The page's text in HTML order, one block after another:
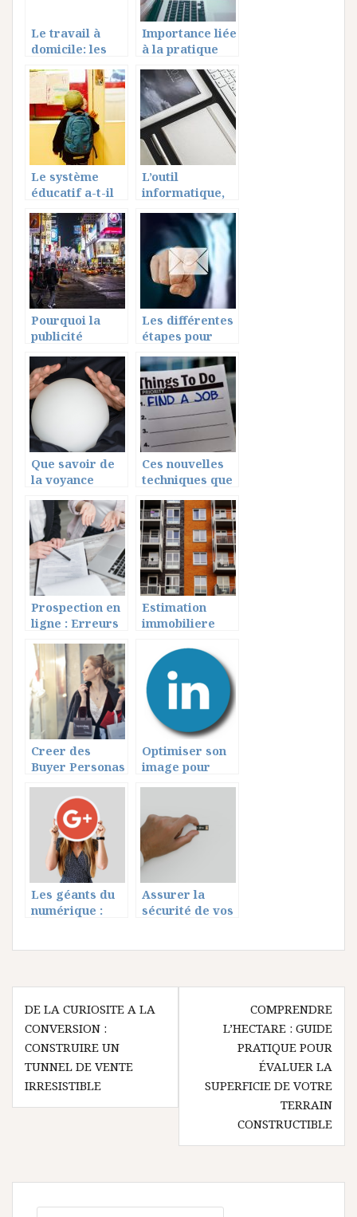
Le travail à
domicile: les
l’employeur
Importance liée
à la pratique
professionnelle
Le système
éducatif a-t-il
l’orientation
professionnelle
?
L’outil
informatique,
dans les pays
sous dévellopés
Pourquoi la
publicité
elle importante
pour une
entreprise?
Les différentes
étapes pour
compte
Webmail
Créteil
Que savoir de
la voyance
immédiate sans
mail ?
Ces nouvelles
techniques que
connaitre pour
trouver
rapidement un
emploi
Prospection en
ligne : Erreurs
booster votre
efficacite
Estimation
immobiliere
decouvrez les
methodes
professionnelle
s pour evaluer
votre bien
Creer des
Buyer Personas
de comprendre
vos clients
ideaux
Optimiser son
image pour
linkedin
Les géants du
numérique :
mondial
Assurer la
sécurité de vos
Navigation
de
l’article
DE LA CURIOSITE A LA
CONVERSION :
CONSTRUIRE UN
TUNNEL DE VENTE
IRRESISTIBLE
COMPRENDRE
L’HECTARE : GUIDE
PRATIQUE POUR
ÉVALUER LA
SUPERFICIE DE VOTRE
TERRAIN
CONSTRUCTIBLE